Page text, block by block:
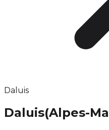
Daluis
Daluis(Alpes-